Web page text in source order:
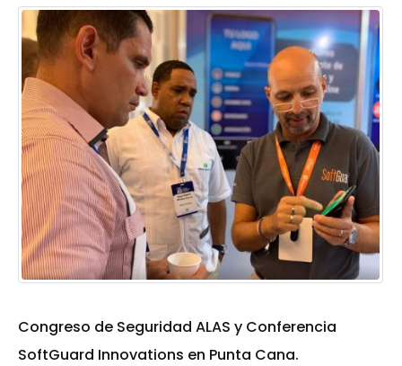
Congreso de Seguridad ALAS y Conferencia
SoftGuard Innovations en Punta Cana.